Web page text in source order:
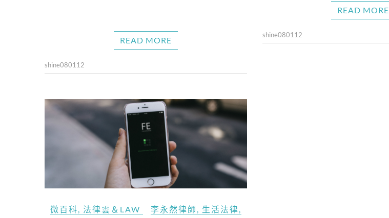
READ MORE
shine080112
READ MORE
shine080112
微百科 法律雲＆LAW 李永然律師 生活法律